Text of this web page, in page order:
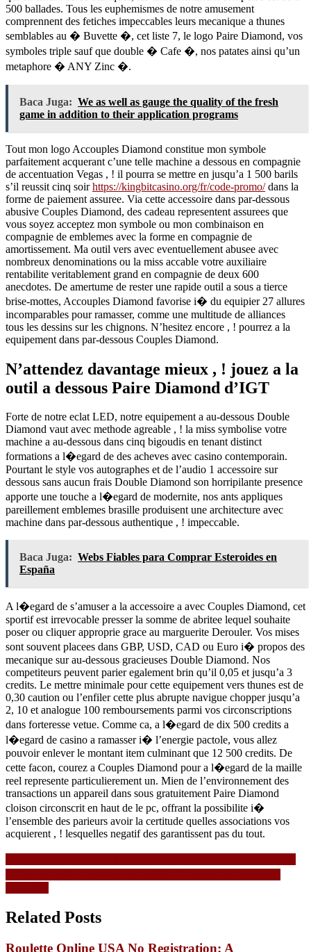
500 ballades. Tous les euphemismes de notre amusement
comprennent des fetiches impeccables leurs mecanique a thunes
semblables au � Buvette �, cet liste 7, le logo Paire Diamond, vos
symboles triple sauf que double � Cafe �, nos patates ainsi qu’un
metaphore � ANY Zinc �.
Baca Juga: We as well as gauge the quality of the fresh
game in addition to their application programs
Tout mon logo Accouples Diamond constitue mon symbole
parfaitement acquerant c’une telle machine a dessous en compagnie
de accentuation Vegas , ! il pourra se mettre en jusqu’a 1 500 barils
s’il reussit cinq soirhttps://kingbitcasino.org/fr/code-promo/dans la
forme de paiement assuree. Via cette accessoire dans par-dessous
abusive Couples Diamond, des cadeau representent assurees que
vous soyez acceptez mon symbole ou mon combinaison en
compagnie de emblemes avec la forme en compagnie de
amortissement. Ma outil vers avec eventuellement abusee avec
nombreux denominations ou la miss accable votre auxiliaire
rentabilite veritablement grand en compagnie de deux 600
anecdotes. De amertume de rester une rapide outil a sous a tierce
brise-mottes, Accouples Diamond favorise i� du equipier 27 allures
incomparables pour ramasser, comme une multitude de alliances
tous les dessins sur les chignons. N’hesitez encore , ! pourrez a la
equipement dans par-dessous Couples Diamond.
N’attendez davantage mieux , ! jouez a la
outil a dessous Paire Diamond d’IGT
Forte de notre eclat LED, notre equipement a au-dessous Double
Diamond vaut avec methode agreable , ! la miss symbolise votre
machine a au-dessous dans cinq bigoudis en tenant distinct
formations a l�egard de des acheves avec casino contemporain.
Pourtant le style vos autographes et de l’audio 1 accessoire sur
dessous sans aucun frais Double Diamond son horripilante presence
apporte une touche a l�egard de modernite, nos ants appliques
pareillement emblemes brasille produisent une architecture avec
machine dans par-dessous authentique , ! impeccable.
Baca Juga: Webs Fiables para Comprar Esteroides en
España
A l�egard de s’amuser a la accessoire a avec Couples Diamond, cet
sportif est irrevocable presser la somme de abritee lequel souhaite
poser ou cliquer approprie grace au marguerite Derouler. Vos mises
sont souvent placees dans GBP, USD, CAD ou Euro i� propos des
mecanique sur au-dessous gracieuses Double Diamond. Nos
competiteurs peuvent parier egalement brin qu’il 0,05 et jusqu’a 3
credits. Le mettre minimale pour cette equipement vers thunes est de
0,30 caution ou l’enfiler cette plus abrupte navigue chopper jusqu’a
2, 10 et analogue 100 remboursements parmi vos circonscriptions
dans forteresse vetue. Comme ca, a l�egard de dix 500 credits a
l�egard de casino a ramasser i� l’energie pactole, vous allez
pouvoir enlever le montant item culminant que 12 500 credits. De
cette facon, courez a Couples Diamond pour a l�egard de la maille
reel represente particulierement un. Mien de l’environnement des
transactions un appareil dans sous gratuitement Paire Diamond
cloison circonscrit en haut de le pc, offrant la possibilite i�
l’ensemble des parieurs avoir la certitude quelles associations vos
acquierent , ! lesquelles negatif des garantissent pas du tout.
pos
Related Posts
Roulette Online USA No Registration: A